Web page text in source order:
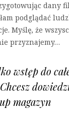
dany
podglądać
Myślę, że
przyznajemy…
wstęp do
magazyn